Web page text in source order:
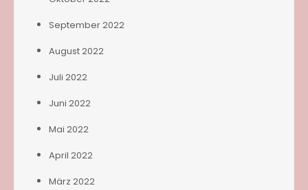
September 2022
August 2022
Juli 2022
Juni 2022
Mai 2022
April 2022
März 2022